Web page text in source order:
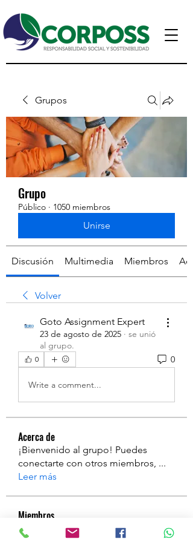
Grupos
Grupo
Público · 1050 miembros
Unirse
Discusión Multimedia Miembros
Volver
Goto Assignment Expert
23 de agosto de 2025 · se unió
al grupo.
0 0
Write a comment...
Acerca de
¡Bienvenido al grupo! Puedes
conectarte con otros miembros, ...
Leer más
Miembros
a Seguir